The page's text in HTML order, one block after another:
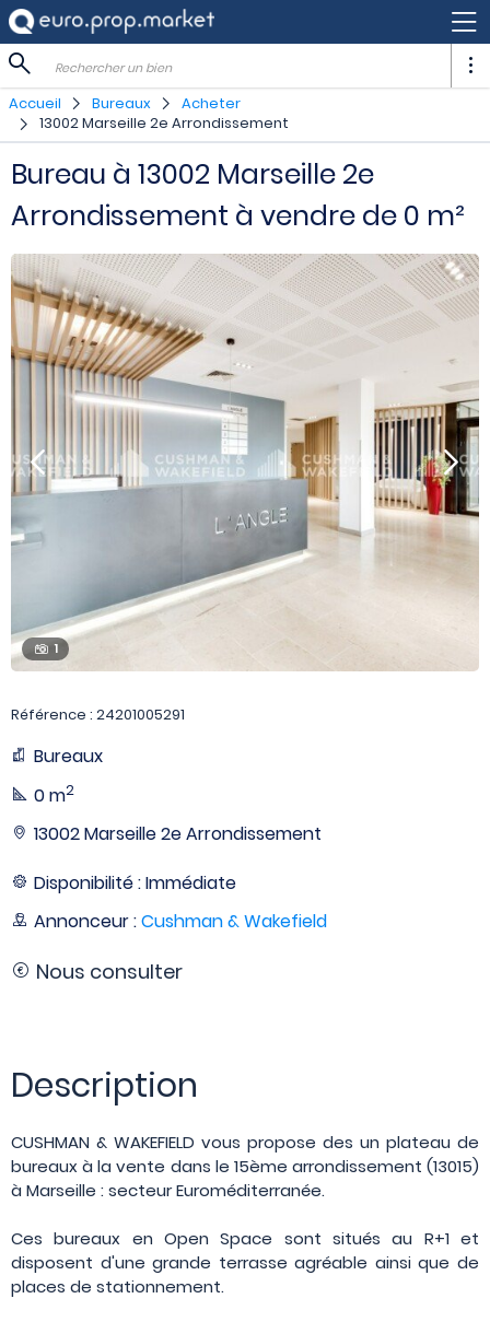
Rechercher un bien
Accueil Bureaux
Acheter
13002 Marseille 2e Arrondissement
Bureau à 13002 Marseille 2e
Arrondissement à vendre de 0 m²
1
Référence : 24201005291
Bureaux
0 m2
13002 Marseille 2e Arrondissement
Disponibilité : Immédiate
Annonceur :Cushman & Wakefield
Nous consulter
Description
CUSHMAN & WAKEFIELD vous propose des un plateau de
bureaux à la vente dans le 15ème arrondissement (13015)
à Marseille : secteur Euroméditerranée.
Ces bureaux en Open Space sont situés au R+1 et
disposent d'une grande terrasse agréable ainsi que de
places de stationnement.